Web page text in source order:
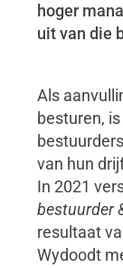
hoger
uit van die
Als
besturen,
van hun
In 2021
bestuurder
resultaat
Wydoodt